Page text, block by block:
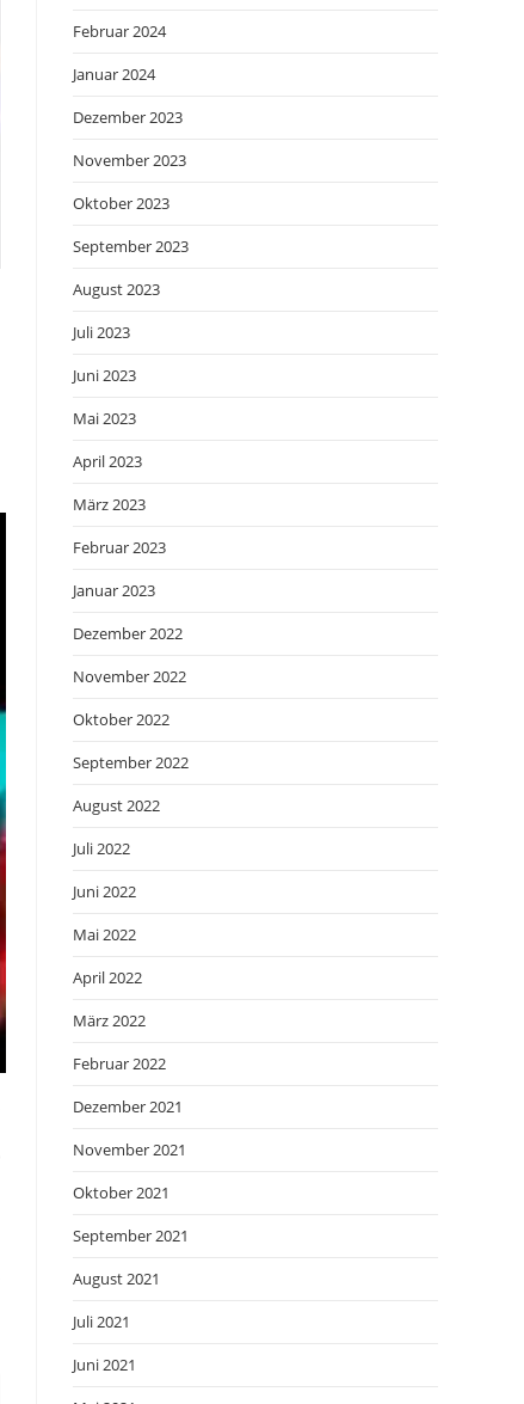
Februar 2024
Januar 2024
Dezember 2023
November 2023
Oktober 2023
September 2023
August 2023
Juli 2023
Juni 2023
Mai 2023
April 2023
März 2023
Februar 2023
Januar 2023
Dezember 2022
November 2022
Oktober 2022
September 2022
August 2022
Juli 2022
Juni 2022
Mai 2022
April 2022
März 2022
Februar 2022
Dezember 2021
November 2021
Oktober 2021
September 2021
August 2021
Juli 2021
Juni 2021